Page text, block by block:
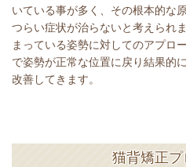
いている事が多く、その根本的な
つらい症状が治らないと考えられ
まっている姿勢に対してのアプロ
で姿勢が正常な位置に戻り結果的
改善してきます。
猫背矯正